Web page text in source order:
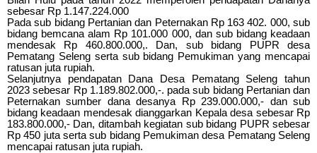
sebesar Rp 1.147.224.000
Pada sub bidang Pertanian dan Peternakan Rp 163 402. 000, sub
bidang bemcana alam Rp 101.000 000, dan sub bidang keadaan
mendesak Rp 460.800.000,. Dan, sub bidang PUPR desa
Pematang Seleng serta sub bidang Pemukiman yang mencapai
ratusan juta rupiah.
Selanjutnya pendapatan Dana Desa Pematang Seleng tahun
2023 sebesar Rp 1.189.802.000,-. pada sub bidang Pertanian dan
Peternakan sumber dana desanya Rp 239.000.000,- dan sub
bidang keadaan mendesak dianggarkan Kepala desa sebesar Rp
183.800.000,- Dan, ditambah kegiatan sub bidang PUPR sebesar
Rp 450 juta serta sub bidang Pemukiman desa Pematang Seleng
mencapai ratusan juta rupiah.